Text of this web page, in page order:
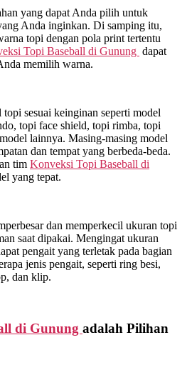
yang dapat Anda pilih untuk
Anda inginkan. Di samping itu,
topi dengan pola print tertentu
Topi Baseball di Gunung dapat
memilih warna.
sesuai keinginan seperti model
topi face shield, topi rimba, topi
lainnya. Masing-masing model
dan tempat yang berbeda-beda.
tim Konveksi Topi Baseball di
yang tepat.
dan memperkecil ukuran topi
saat dipakai. Mengingat ukuran
pengait yang terletak pada bagian
jenis pengait, seperti ring besi,
dan klip.
di Gunung adalah Pilihan